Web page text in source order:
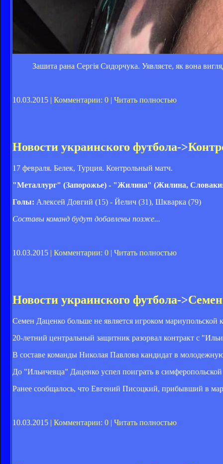
Зашита рана Сергія Сидорчука. Уявляєте, як вона
10.03.2015 | Комментарии: 0 | Читать полностью
Новости украинского футбола->
17 февраля. Белек, Турция. Контрольный матч.
"Металлург" (Запорожье) - "Жилина" (Жилина,
Голы: Алексей Довгий (15) - Йелич (31), Шкварка (79)
Составы команд будут добавлены позже...
10.03.2015 | Комментарии: 0 | Читать полностью
Новости украинского футбола->
Семен Даценко больше не является игроком мариупольской
20-летний центральный защитник разорвал контракт с
В составе команды Николая Павлова кандидат в
До "Ильичевца" Даценко успел поиграть в
Ранее сообщалось, что Евгений Писоцкий, прибывший в
10.03.2015 | Комментарии: 0 | Читать полностью